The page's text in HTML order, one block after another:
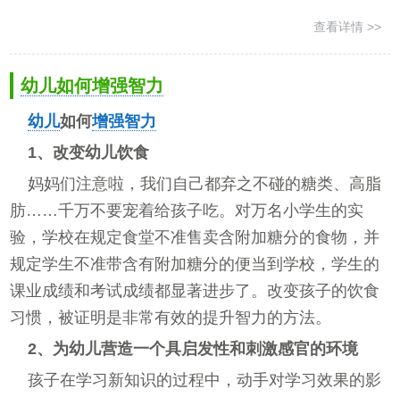
查看详情 >>
幼儿如何增强智力
幼儿如何增强智力
1、改变幼儿饮食
妈妈们注意啦，我们自己都弃之不碰的糖类、高脂
肪……千万不要宠着给孩子吃。对万名小学生的实
验，学校在规定食堂不准售卖含附加糖分的食物，并
规定学生不准带含有附加糖分的便当到学校，学生的
课业成绩和考试成绩都显著进步了。改变孩子的饮食
习惯，被证明是非常有效的提升智力的方法。
2、为幼儿营造一个具启发性和刺激感官的环境
孩子在学习新知识的过程中，动手对学习效果的影